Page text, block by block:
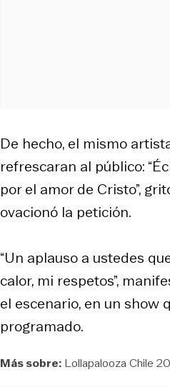
De hecho, el mismo
refrescaran al público:
por el amor de Cristo”,
ovacionó la petición.
“Un aplauso a ustedes
calor, mi respetos”,
el escenario, en un show
programado.
Más sobre: Lollapalooza Chile